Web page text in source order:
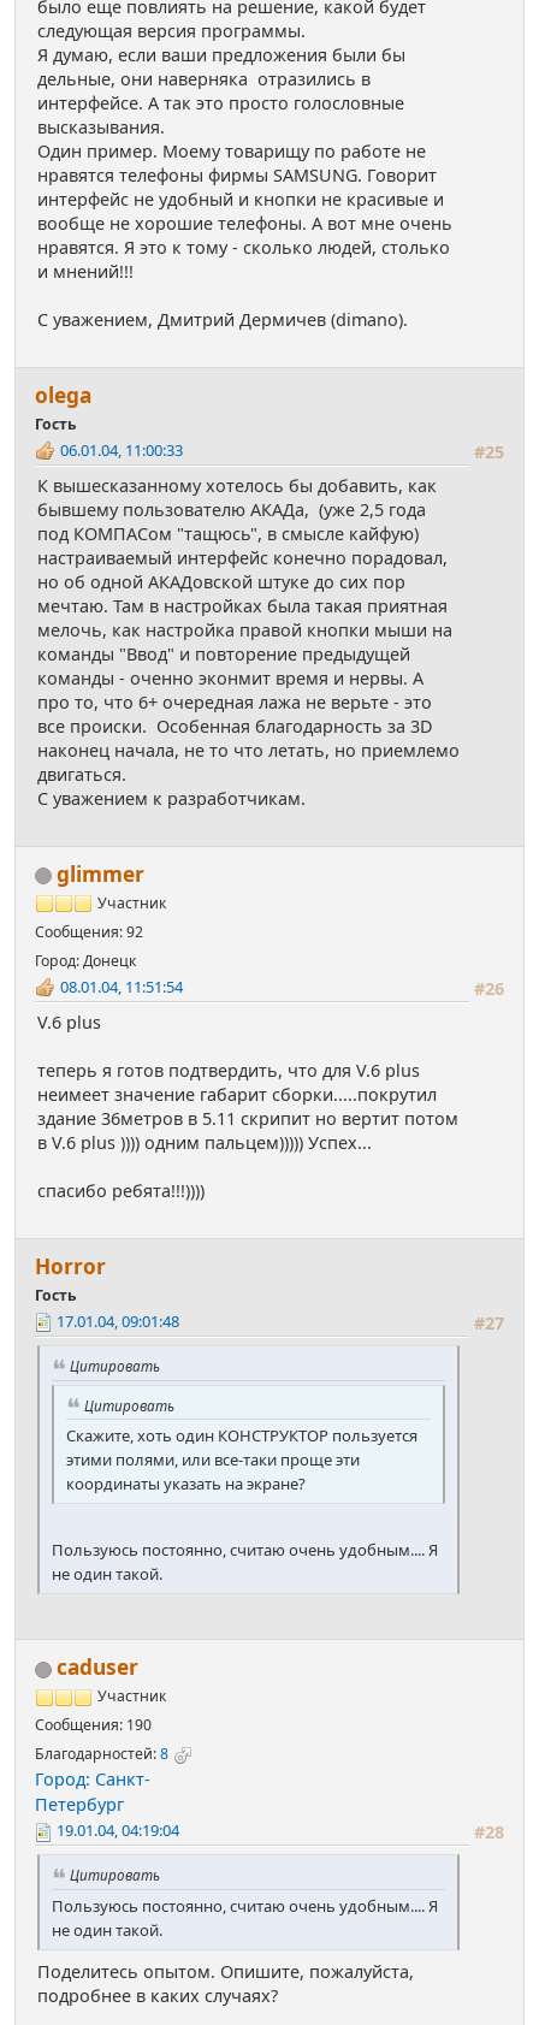
было еще повлиять на решение, какой будет
следующая версия программы.
Я думаю, если ваши предложения были бы
дельные, они наверняка отразились в
интерфейсе. А так это просто голословные
высказывания.
Один пример. Моему товарищу по работе не
нравятся телефоны фирмы SAMSUNG. Говорит
интерфейс не удобный и кнопки не красивые и
вообще не хорошие телефоны. А вот мне очень
нравятся. Я это к тому - сколько людей, столько
и мнений!!!
С уважением, Дмитрий Дермичев (dimano).
olega
Гость
#25
06.01.04, 11:00:33
К вышесказанному хотелось бы добавить, как
бывшему пользователю АКАДа, (уже 2,5 года
под КОМПАСом "тащюсь", в смысле кайфую)
настраиваемый интерфейс конечно порадовал,
но об одной АКАДовской штуке до сих пор
мечтаю. Там в настройках была такая приятная
мелочь, как настройка правой кнопки мыши на
команды "Ввод" и повторение предыдущей
команды - оченно эконмит время и нервы. А
про то, что 6+ очередная лажа не верьте - это
все происки. Особенная благодарность за 3D
наконец начала, не то что летать, но приемлемо
двигаться.
С уважением к разработчикам.
glimmer
Участник
Сообщения: 92
Город: Донецк
#26
08.01.04, 11:51:54
V.6 plus
теперь я готов подтвердить, что для V.6 plus
неимеет значение габарит сборки.....покрутил
здание 36метров в 5.11 скрипит но вертит потом
в V.6 plus )))) одним пальцем))))) Успех...
спасибо ребята!!!))))
Horror
Гость
#27
17.01.04, 09:01:48
Цитировать
Цитировать
Скажите, хоть один КОНСТРУКТОР пользуется
этими полями, или все-таки проще эти
координаты указать на экране?
Пользуюсь постоянно, считаю очень удобным.... Я
не один такой.
caduser
Участник
Сообщения: 190
Благодарностей:8
Город: Санкт-
Петербург
#28
19.01.04, 04:19:04
Цитировать
Пользуюсь постоянно, считаю очень удобным.... Я
не один такой.
Поделитесь опытом. Опишите, пожалуйста,
подробнее в каких случаях?